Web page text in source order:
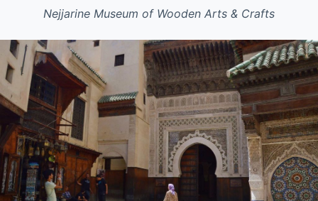
Nejjarine Museum of Wooden Arts & Crafts